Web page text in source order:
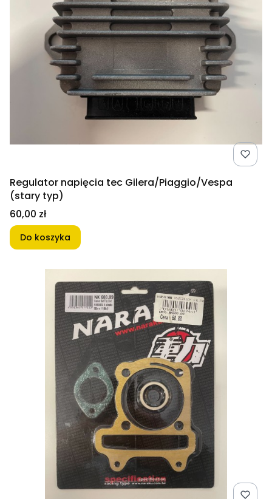
Regulator napięcia tec Gilera/Piaggio/Vespa
(stary typ)
Cena
60,00 zł
Do koszyka